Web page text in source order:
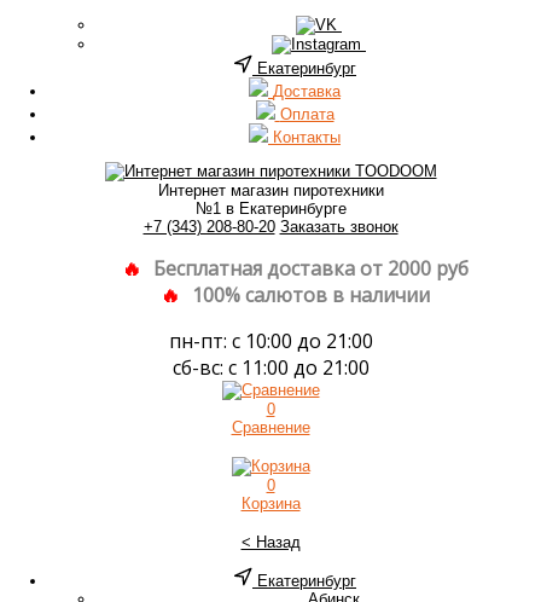
Екатеринбург
Доставка
Оплата
Контакты
Интернет магазин пиротехники
№1 в Екатеринбурге
+7 (343) 208-80-20 Заказать звонок
Бесплатная доставка от 2000 руб
100% салютов в наличии
пн-пт: с 10:00 до 21:00
сб-вс: с 11:00 до 21:00
0
Сравнение
0
Корзина
< Назад
Екатеринбург